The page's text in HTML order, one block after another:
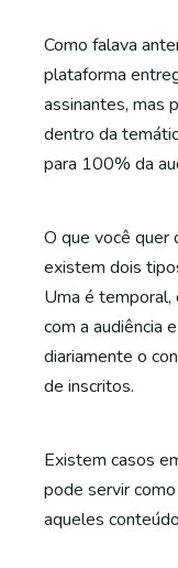
Como falava
plataforma
assinantes, mas
dentro da
para 100% da
O que você quer
existem dois
Uma é
com a audiência
diariamente o
de inscritos.
Existem casos
pode servir
aqueles